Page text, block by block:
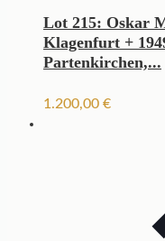
Lot 215: Oskar
Klagenfurt +
Partenkirchen,...
1.200,00 €